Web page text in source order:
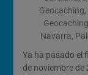
Geocaching,
Navarra,
Ya ha pasado el
de noviembre